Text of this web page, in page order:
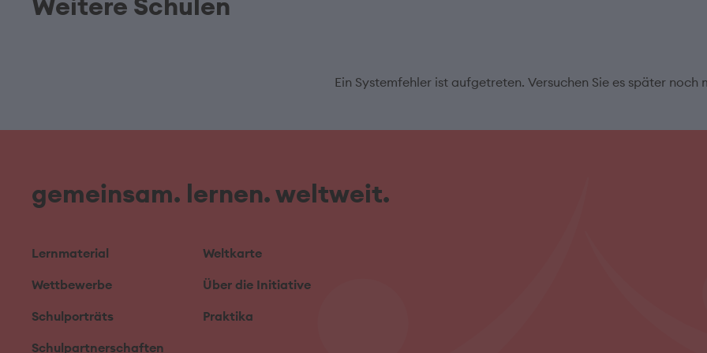
Ein Systemfehler ist aufgetreten. Versuchen Sie es später noch
gemeinsam. lernen. weltweit.
Lernmaterial
Wettbewerbe
Schulporträts
Schulpartnerschaften
Weltkarte
Über die Initiative
Praktika